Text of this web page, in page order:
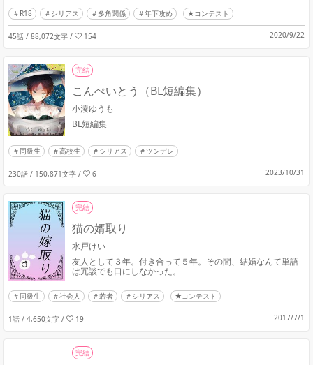
R18 シリアス 多角関係 年下攻め ★コンテスト
45話 / 88,072文字 / 154 2020/9/22
完結
こんぺいとう（BL短編集）
小湊ゆうも
BL短編集
同級生 高校生 シリアス ツンデレ
230話 / 150,871文字 / 6 2023/10/31
完結
猫の婿取り
水戸けい
友人として３年。付き合って５年。その間、結婚なんて単語
は冗談でも口にしなかった。
同級生 社会人 若者 シリアス ★コンテスト
1話 / 4,650文字 / 19 2017/7/1
完結